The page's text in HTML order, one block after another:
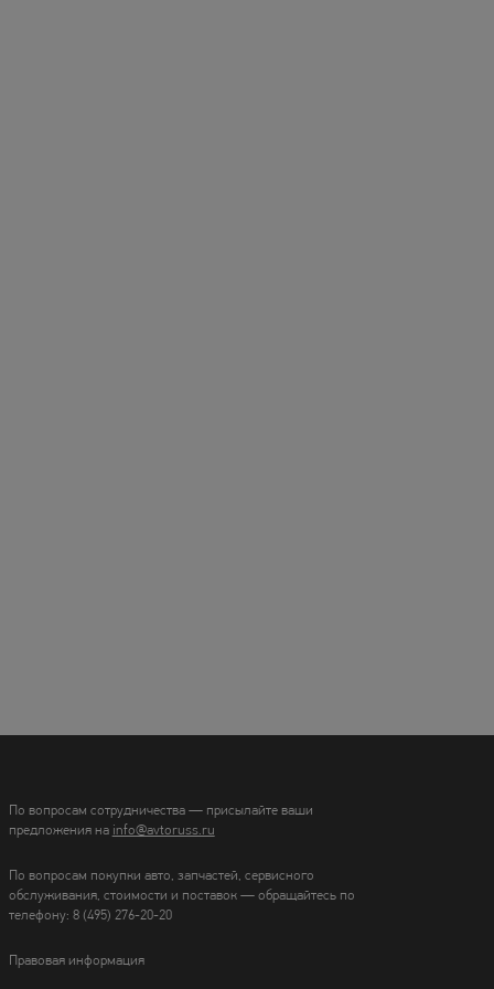
По вопросам сотрудничества — присылайте ваши
предложения на info@avtoruss.ru
По вопросам покупки авто, запчастей, сервисного
обслуживания, стоимости и поставок — обращайтесь по
телефону: 8 (495) 276-20-20
Правовая информация